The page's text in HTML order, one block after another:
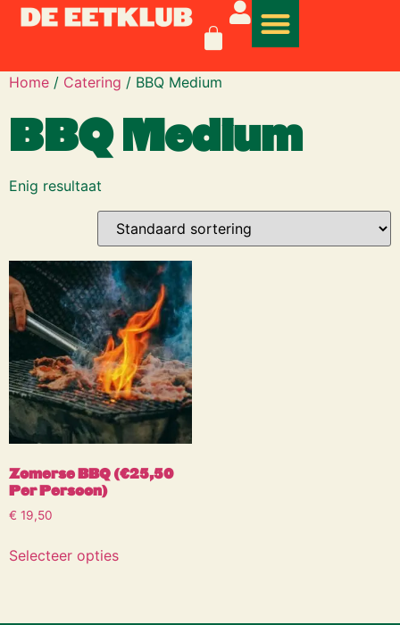
Home / Catering / BBQ Medium
BBQ Medium
Enig resultaat
Zomerse BBQ (€25,50
Per Persoon)
€ 19,50
Selecteer opties